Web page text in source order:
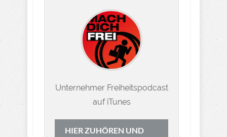
Unternehmer Freiheitspodcast
auf iTunes
HIER ZUHÖREN UND